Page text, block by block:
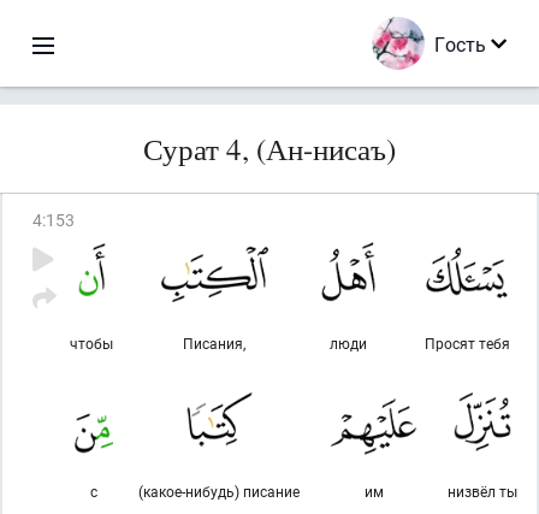
Гость
Сурат 4, (Ан-нисаъ)
4:153
Просят тебя
люди
Писания,
чтобы
низвёл ты
им
(какое-нибудь) писание
с